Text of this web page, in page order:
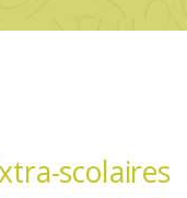
scolaires